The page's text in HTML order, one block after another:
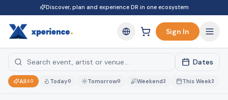
Discover, plan and experience DR in one ecosystem
Sign In
Dates
All40 Today0 Tomorrow0 Weekend2 This Week2